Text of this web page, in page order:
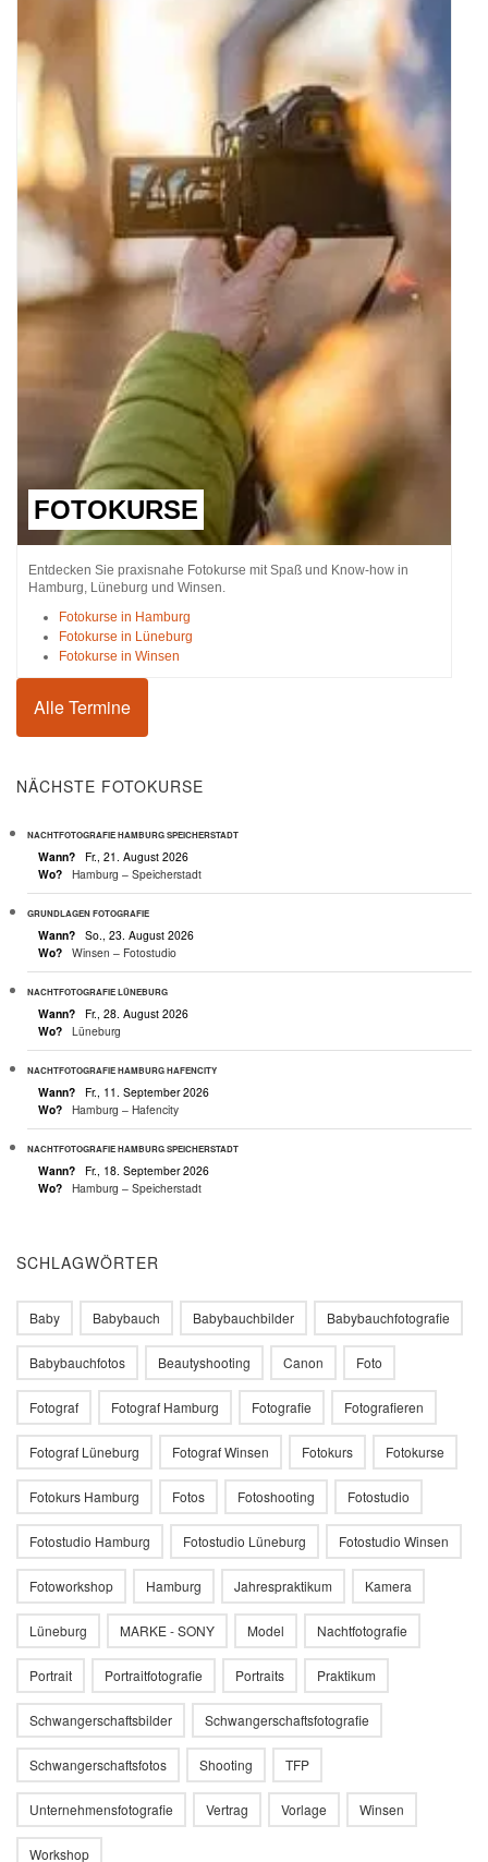
FOTOKURSE
Entdecken Sie praxisnahe Fotokurse mit Spaß und Know-how in
Hamburg, Lüneburg und Winsen.
Fotokurse in Hamburg
Fotokurse in Lüneburg
Fotokurse in Winsen
Alle Termine
NÄCHSTE FOTOKURSE
NACHTFOTOGRAFIE HAMBURG SPEICHERSTADT
Wann?
Fr., 21. August 2026
Wo?
Hamburg – Speicherstadt
GRUNDLAGEN FOTOGRAFIE
Wann?
So., 23. August 2026
Wo?
Winsen – Fotostudio
NACHTFOTOGRAFIE LÜNEBURG
Wann?
Fr., 28. August 2026
Wo?
Lüneburg
NACHTFOTOGRAFIE HAMBURG HAFENCITY
Wann?
Fr., 11. September 2026
Wo?
Hamburg – Hafencity
NACHTFOTOGRAFIE HAMBURG SPEICHERSTADT
Wann?
Fr., 18. September 2026
Wo?
Hamburg – Speicherstadt
SCHLAGWÖRTER
Baby Babybauch Babybauchbilder Babybauchfotografie
Babybauchfotos Beautyshooting Canon Foto
Fotograf Fotograf Hamburg Fotografie Fotografieren
Fotograf Lüneburg Fotograf Winsen Fotokurs Fotokurse
Fotokurs Hamburg Fotos Fotoshooting Fotostudio
Fotostudio Hamburg Fotostudio Lüneburg Fotostudio Winsen
Fotoworkshop Hamburg Jahrespraktikum Kamera
Lüneburg MARKE - SONY Model Nachtfotografie
Portrait Portraitfotografie Portraits Praktikum
Schwangerschaftsbilder Schwangerschaftsfotografie
Schwangerschaftsfotos Shooting TFP
Unternehmensfotografie Vertrag Vorlage Winsen
Workshop